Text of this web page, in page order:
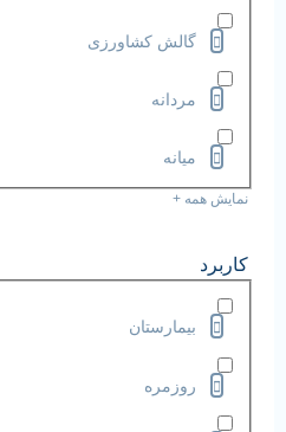
گالش کشاورزی
مردانه
میانه
نمایش همه +
کاربرد
بیمارستان
روزمره